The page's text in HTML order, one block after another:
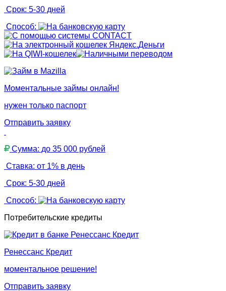
Срок: 5-30 дней
Способ:
Моментальные займы онлайн!
нужен только паспорт
Отправить заявку
Сумма: до 35 000 рублей
Ставка: от 1% в день
Срок: 5-30 дней
Способ:
Потребительские кредиты
Ренессанс Кредит
моментальное решение!
Отправить заявку